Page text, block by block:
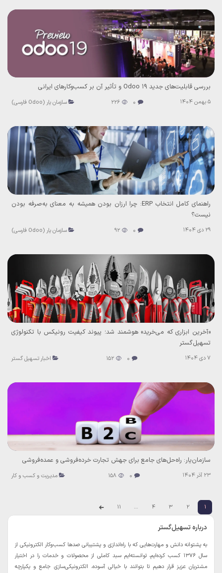
بررسی قابلیت‌های جدید Odoo 19 و تأثیر آن بر کسب‌وکارهای ایرانی
5 بهمن 1404 0
226 سازمان یار (Odoo فارسی)
راهنمای کامل انتخاب ERP: چرا ارزان بودن همیشه به معنای به‌صرفه بودن
نیست؟
29 دی 1404 0
92 سازمان یار (Odoo فارسی)
«آخرین ابزاری که می‌خرید» هوشمند شد؛ پیوند کیفیت رونیکس با تکنولوژی
تسهیل‌گستر
7 دی 1404 0
152 اخبار تسهیل گستر
سازمان‌یار: راه‌حل‌های جامع برای جهش تجارت خرده‌فروشی و عمده‌فروشی
23 آذر 1404 0
158 مدیریت و کسب و کار
1
2
3
4
…
11
درباره تسهیل‌گستر
به پشتوانه دانش و مهارت‌هایی که با راه‌اندازی و پشتیبانی صدها کسب‌و‌کار الکترونیکی از
سال 1376 کسب کرده‌ایم، توانسته‌ایم سبد کاملی از محصولات و خدمات را در اختیار
مشتریان عزیز قرار دهیم تا بتوانند با خیالی آسوده، الکترونیکی‌سازی جامع و یکپارچه